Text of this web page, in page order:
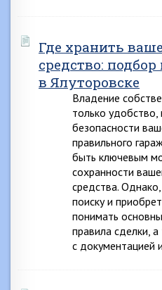
Где хранить
средство:
в Ялуторовске
Владение
только
безопасности
правильного
быть ключевым
сохранности
средства.
поиску и
понимать
правила сделки,
с документацией